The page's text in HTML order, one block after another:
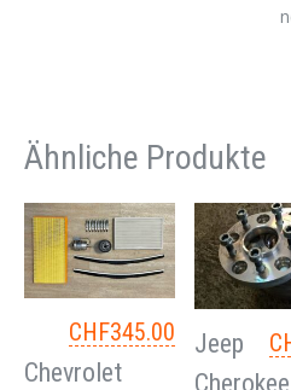
Ähnliche Produkte
CHF345.00
Chevrolet
Jeep
Cherokee